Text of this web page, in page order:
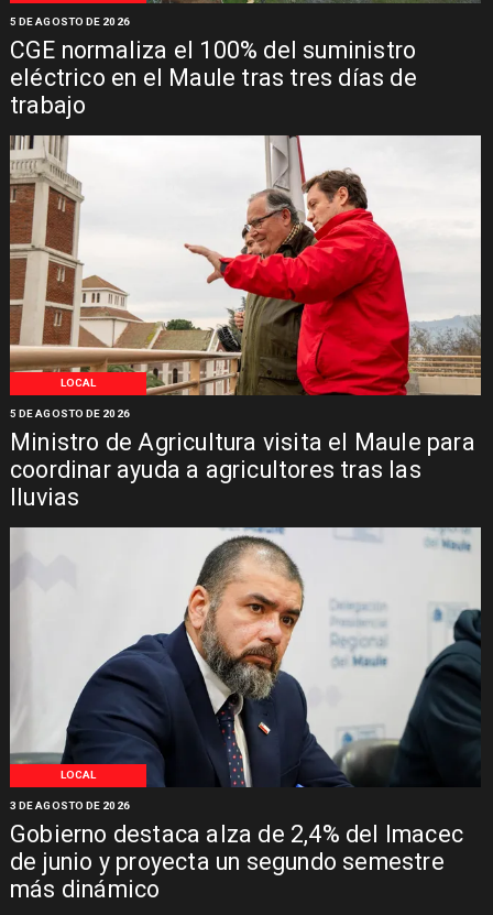
CGE normaliza el 100% del suministro
eléctrico en el Maule tras tres días de
trabajo
5 DE AGOSTO DE 2026
LOCAL
Ministro de Agricultura visita el Maule para
coordinar ayuda a agricultores tras las
lluvias
5 DE AGOSTO DE 2026
LOCAL
Gobierno destaca alza de 2,4% del Imacec
de junio y proyecta un segundo semestre
más dinámico
3 DE AGOSTO DE 2026